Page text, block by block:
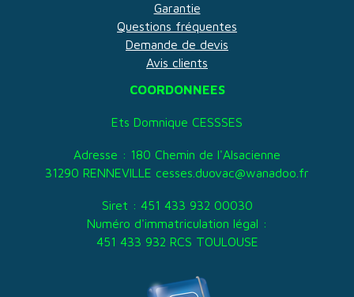
Garantie
Questions fréquentes
Demande de devis
Avis clients
COORDONNEES
Ets Domnique CESSSES
Adresse : 180 Chemin de l'Alsacienne
31290 RENNEVILLE cesses.duovac@wanadoo.fr
Siret : 451 433 932 00030
Numéro d'immatriculation légal :
451 433 932 RCS TOULOUSE